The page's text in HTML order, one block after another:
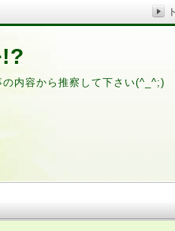
内容から推察して下さい(^_^;)